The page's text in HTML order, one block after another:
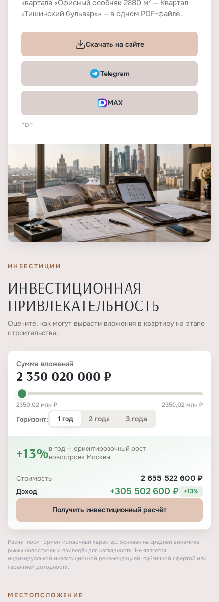
квартала «Офисный особняк 2880 м² — Квартал
«Тишинский бульвар»» — в одном PDF-файле.
Скачать на сайте
Telegram
MAX
PDF
ИНВЕСТИЦИИ
ИНВЕСТИЦИОННАЯ
ПРИВЛЕКАТЕЛЬНОСТЬ
Оцените, как могут вырасти вложения в квартиру на этапе
строительства.
Сумма вложений
2 350 020 000 ₽
2350,02 млн ₽ 2350,02 млн ₽
Горизонт: 1 год 2 года 3 года
+13%в год — ориентировочный рост
новостроек Москвы
Стоимость 2 655 522 600 ₽
Доход +305 502 600 ₽ +13%
Получить инвестиционный расчёт
Расчёт носит ориентировочный характер, основан на средней динамике
рынка новостроек и приведён для наглядности. Не является
индивидуальной инвестиционной рекомендацией, публичной офертой или
гарантией доходности.
МЕСТОПОЛОЖЕНИЕ